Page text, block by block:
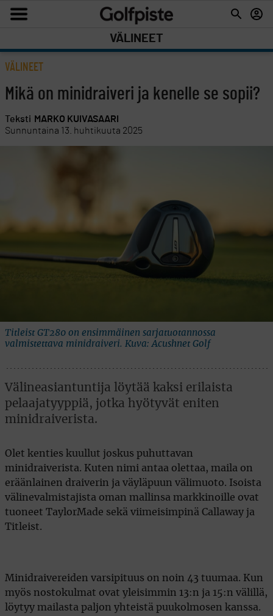
VÄLINEET
VÄLINEET
Mikä on minidraiveri ja kenelle se sopii?
Teksti MARKO KUIVASAARI
Sunnuntaina 13. huhtikuuta 2025
Titleist GT280 on ensimmäinen sarjatuotannossa
valmistettava minidraiveri. Kuva: Acushnet Golf
Välineasiantuntija löytää kaksi erilaista
pelaajatyyppiä, jotka hyötyvät eniten
minidraiverista.
Olet kenties kuullut joskus puhuttavan
minidraiverista. Kuten nimi antaa olettaa, maila on
eräänlainen draiverin ja väyläpuun välimuoto. Isoista
välinevalmistajista oman mallinsa markkinoille ovat
tuoneet TaylorMade sekä viimeisimpinä Callaway ja
Titleist.
Minidraivereiden varsipituus on noin 43 tuumaa. Kun
myös nostokulmat ovat yleisimmin 13:n ja 15:n välillä,
löytyy mailasta paljon yhteistä puukolmosen kanssa.